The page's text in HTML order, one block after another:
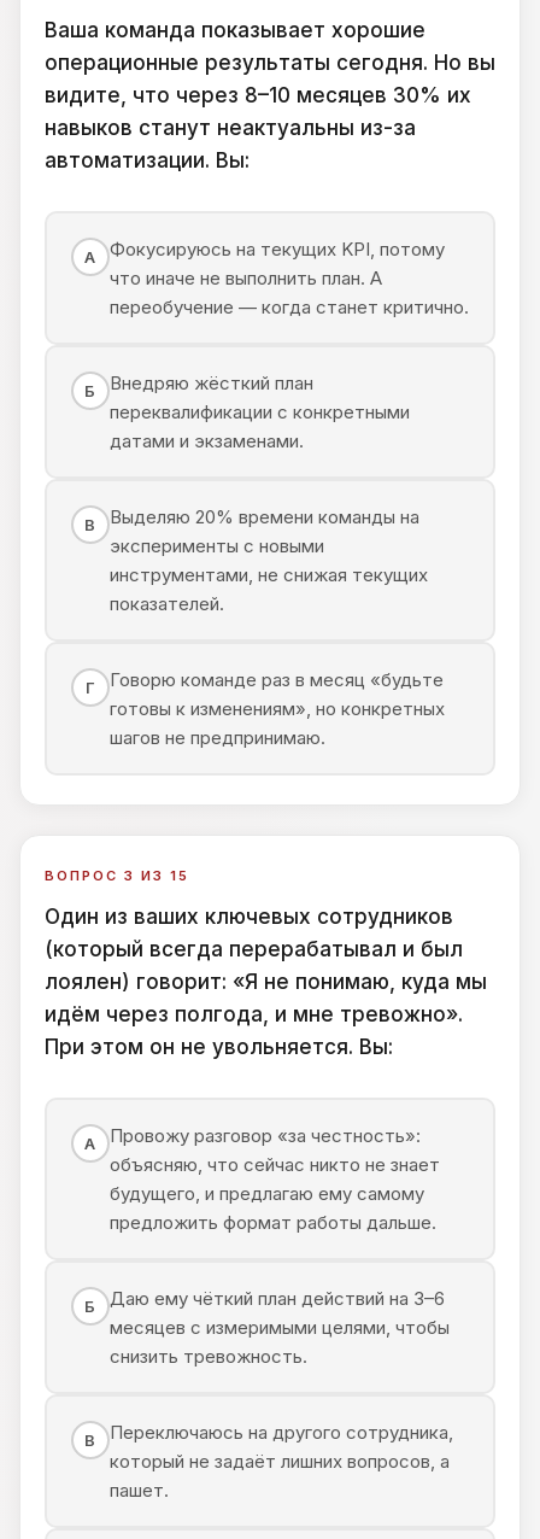
Ваша команда показывает хорошие
операционные результаты сегодня. Но вы
видите, что через 8–10 месяцев 30% их
навыков станут неактуальны из-за
автоматизации. Вы:
А
Фокусируюсь на текущих KPI, потому
что иначе не выполнить план. А
переобучение — когда станет критично.
Б
Внедряю жёсткий план
переквалификации с конкретными
датами и экзаменами.
В
Выделяю 20% времени команды на
эксперименты с новыми
инструментами, не снижая текущих
показателей.
Г
Говорю команде раз в месяц «будьте
готовы к изменениям», но конкретных
шагов не предпринимаю.
ВОПРОС 3 ИЗ 15
Один из ваших ключевых сотрудников
(который всегда перерабатывал и был
лоялен) говорит: «Я не понимаю, куда мы
идём через полгода, и мне тревожно».
При этом он не увольняется. Вы:
А
Провожу разговор «за честность»:
объясняю, что сейчас никто не знает
будущего, и предлагаю ему самому
предложить формат работы дальше.
Б
Даю ему чёткий план действий на 3–6
месяцев с измеримыми целями, чтобы
снизить тревожность.
В
Переключаюсь на другого сотрудника,
который не задаёт лишних вопросов, а
пашет.